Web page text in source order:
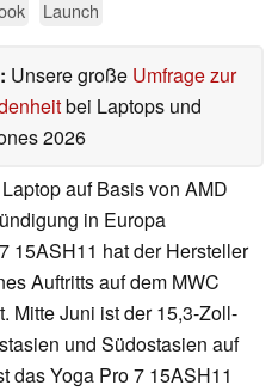
Launch
Unsere große Umfrage zur
bei Laptops und
2026
auf Basis von AMD
in Europa
15ASH11 hat der Hersteller
Auftritts auf dem MWC
Mitte Juni ist der 15,3-Zoll-
und Südostasien auf
das Yoga Pro 7 15ASH11